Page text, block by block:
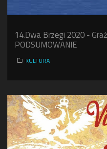
14.Dwa Brzegi 2020 -
PODSUMOWANIE
KULTURA